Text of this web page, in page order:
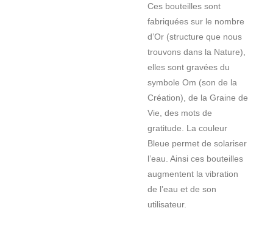
Ces bouteilles sont
fabriquées sur le nombre
d’Or (structure que nous
trouvons dans la Nature),
elles sont gravées du
symbole Om (son de la
Création), de la Graine de
Vie, des mots de
gratitude. La couleur
Bleue permet de solariser
l’eau. Ainsi ces bouteilles
augmentent la vibration
de l’eau et de son
utilisateur.